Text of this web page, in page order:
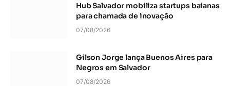
Hub Salvador mobiliza startups baianas
para chamada de inovação
07/08/2026
Gilson Jorge lança Buenos Aires para
Negros em Salvador
07/08/2026